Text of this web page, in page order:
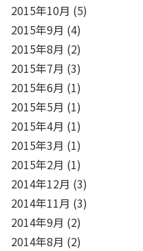
2015年10月 (5)
2015年9月 (4)
2015年8月 (2)
2015年7月 (3)
2015年6月 (1)
2015年5月 (1)
2015年4月 (1)
2015年3月 (1)
2015年2月 (1)
2014年12月 (3)
2014年11月 (3)
2014年9月 (2)
2014年8月 (2)